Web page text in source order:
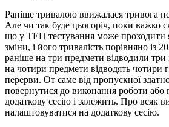
Раніше тривалою ввижалася тривога
Але чи так буде цьогоріч, поки важко
що у ТЕЦ тестування може проходити
зміни, і його тривалість порівняно із
раніше на три предмети відводили три
на чотири предмети відводять
перерви. От саме від пропускної
повернутися до виконання роботи або
додаткову сесію і залежить. Про всяк
налаштовуватися на додаткову сесію.